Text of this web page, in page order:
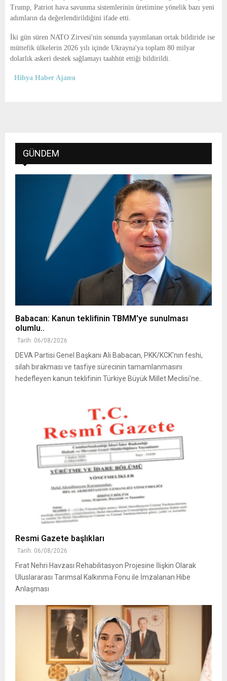
Trump, Patriot hava savunma sistemlerinin üretimine yönelik bazı yeni
adımların da değerlendirildiğini ifade etti.
İki gün süren NATO Zirvesi'nin sonunda yayımlanan ortak bildiride ise
müttefik ülkelerin 2026 yılı içinde Ukrayna'ya toplam 80 milyar
dolarlık askeri destek sağlamayı taahhüt ettiği bildirildi.
Hibya Haber Ajansı
GÜNDEM
Babacan: Kanun teklifinin TBMM'ye sunulması
olumlu..
Tarih: 06/08/2026
DEVA Partisi Genel Başkanı Ali Babacan, PKK/KCK'nın feshi,
silah bırakması ve tasfiye sürecinin tamamlanmasını
hedefleyen kanun teklifinin Türkiye Büyük Millet Meclisi'ne..
Resmi Gazete başlıkları
Tarih: 06/08/2026
Fırat Nehri Havzası Rehabilitasyon Projesine İlişkin Olarak
Uluslararası Tarımsal Kalkınma Fonu ile İmzalanan Hibe
Anlaşması